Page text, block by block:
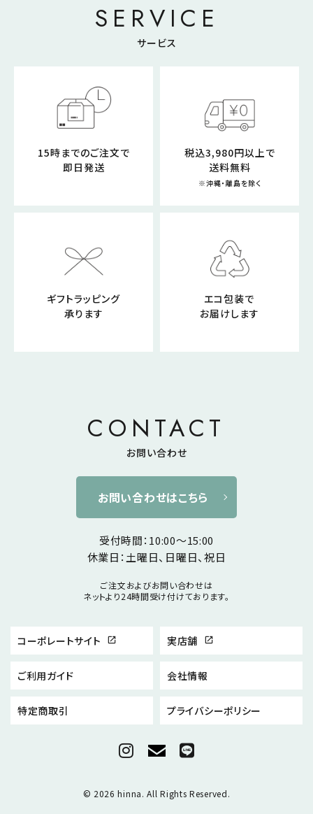
SERVICE
サービス
15時までのご注文で
即日発送
税込3,980円以上で
送料無料
※沖縄・離島を除く
ギフトラッピング
承ります
エコ包装で
お届けします
CONTACT
お問い合わせ
お問い合わせはこちら
受付時間：10:00～15:00
休業日：土曜日、日曜日、祝日
ご注文およびお問い合わせは
ネットより24時間受け付けております。
コーポレートサイト open_in_new 実店舗 open_in_new
ご利用ガイド 会社情報
特定商取引 プライバシーポリシー
© 2026 hinna. All Rights Reserved.